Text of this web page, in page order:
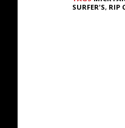
SURFER'S, RIP